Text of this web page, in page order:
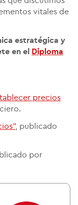
vitales de
estratégica y
en el
Diploma
precios
, publicado
por